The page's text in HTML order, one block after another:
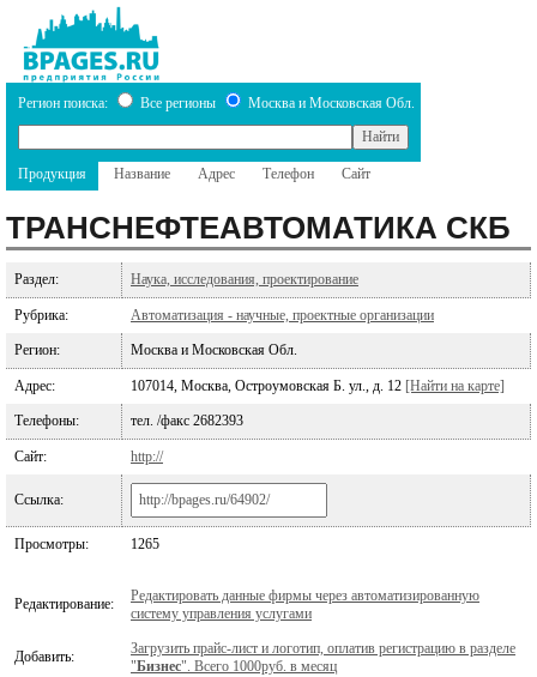
Регион поиска: Все регионы Москва и Московская Обл.
Продукция Название Адрес Телефон Сайт
ТРАНСНЕФТЕАВТОМАТИКА СКБ
Раздел: Наука, исследования, проектирование
Рубрика: Автоматизация - научные, проектные организации
Регион: Москва и Московская Обл.
Адрес: 107014, Москва, Остроумовская Б. ул., д. 12 [Найти на карте]
Телефоны: тел. /факс 2682393
Сайт: http://
Ссылка:
Просмотры: 1265
Редактирование:
Редактировать данные фирмы через автоматизированную
систему управления услугами
Добавить:
Загрузить прайс-лист и логотип, оплатив регистрацию в разделе
"Бизнес". Всего 1000руб. в месяц